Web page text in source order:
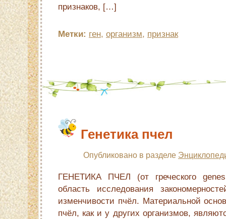
признаков, […]
Метки: ген, организм, признак
Генетика пчел
Опубликовано в разделе
ГЕНЕТИКА ПЧЕЛ (от греческого
область исследования
изменчивости пчёл. Материальной
пчёл, как и у других организмов,